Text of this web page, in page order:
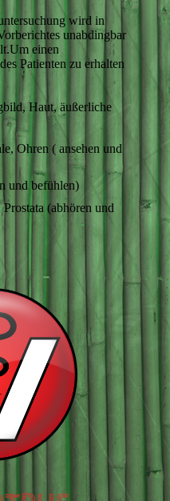
wird in
unabdingbar
einen
Patienten zu erhalten
:
Haut, äußerliche
Ohren ( ansehen und
und befühlen)
(abhören und